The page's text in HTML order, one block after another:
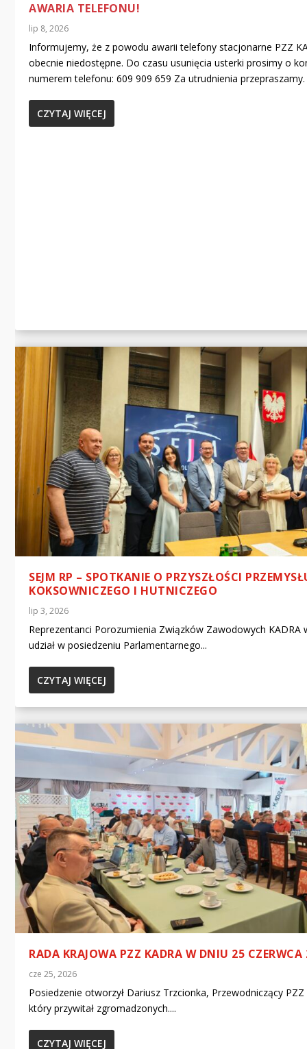
AWARIA TELEFONU!
lip 8, 2026
Informujemy, że z powodu awarii telefony stacjonarne PZZ
obecnie niedostępne. Do czasu usunięcia usterki prosimy o
numerem telefonu: 609 909 659 Za utrudnienia przepraszamy.
CZYTAJ WIĘCEJ
SEJM RP – SPOTKANIE O PRZYSZŁOŚCI
KOKSOWNICZEGO I HUTNICZEGO
lip 3, 2026
Reprezentanci Porozumienia Związków Zawodowych KADRA
udział w posiedzeniu Parlamentarnego...
CZYTAJ WIĘCEJ
RADA KRAJOWA PZZ KADRA W DNIU 25 CZERWCA
cze 25, 2026
Posiedzenie otworzył Dariusz Trzcionka, Przewodniczący PZZ
który przywitał zgromadzonych....
CZYTAJ WIĘCEJ